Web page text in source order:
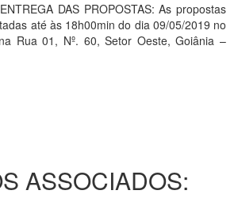
DAS PROPOSTAS: As propostas
até às 18h00min do dia 09/05/2019 no
Rua 01, Nº. 60, Setor Oeste, Goiânia –
ASSOCIADOS: